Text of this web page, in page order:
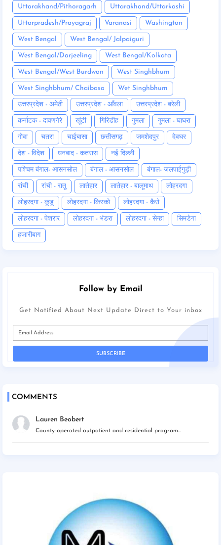
Uttarakhand/Pithoragarh Uttarakhand/Uttarkashi
Uttarpradesh/Prayagraj Varanasi Washington
West Bengal West Bengal/ Jalpaiguri
West Bengal/Darjeeling West Bengal/Kolkata
West Bengal/West Burdwan West Singhbhum
West Singhbhum/ Chaibasa Wet Singhbhum
उत्तरप्रदेश - अमेठी उत्तरप्रदेश - आँवला उत्तरप्रदेश - बरेली
कर्नाटक - दावणगेरे खूंटी गिरिडीह गुमला गुमला - घाघरा
गोवा चतरा चाईबासा छत्तीसगढ़ जमशेदपुर देवघर
देश - विदेश धनबाद - कतरास नई दिल्ली
पश्चिम बंगाल- आसनसोल बंगाल - आसनसोल बंगाल- जलपाईगुड़ी
रांची रांची - रातू लातेहार लातेहार - बालूमाथ लोहरदगा
लोहरदगा - कूडू लोहरदगा - किस्को लोहरदगा - कैरो
लोहरदगा - पेशरार लोहरदगा - भंडरा लोहरदगा - सेन्हा सिमडेगा
हजारीबाग
Follow by Email
Get Notified About Next Update Direct to Your inbox
COMMENTS
Lauren Beobert
County-operated outpatient and residential program...